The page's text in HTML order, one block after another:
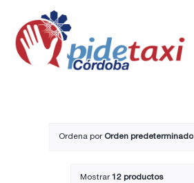
contenido
EmpresasOrdena por Orden predeterminado
Mostrar12 productos